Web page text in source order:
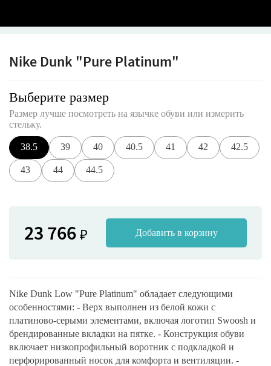
Nike Dunk "Pure Platinum"
Выберите размер
Размер лучше посмотреть на язычке обуви или измерить
стельку.
38.5 39 40 40.5 41 42 42.5
43 44 44.5
23 766 ₽ Добавить в корзину
Nike Dunk Low "Pure Platinum" обладает следующими
особенностями: - Верх выполнен из белой кожи с
платиново-серыми элементами, включая логотип Swoosh и
брендированные вкладки на пятке. - Конструкция обуви
включает низкопрофильный воротник с подкладкой и
перфорированный носок для комфорта и вентиляции. -